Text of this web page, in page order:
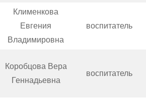
Клименкова
Евгения
Владимировна
воспитатель
Коробцова Вера
Геннадьевна
воспитатель